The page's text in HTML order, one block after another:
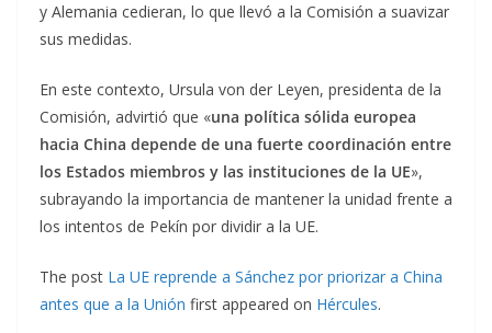
y Alemania cedieran, lo que llevó a la Comisión a suavizar
sus medidas.
En este contexto, Ursula von der Leyen, presidenta de la
Comisión, advirtió que «una política sólida europea
hacia China depende de una fuerte coordinación entre
los Estados miembros y las instituciones de la UE»,
subrayando la importancia de mantener la unidad frente a
los intentos de Pekín por dividir a la UE.
The post La UE reprende a Sánchez por priorizar a China
antes que a la Unión first appeared on Hércules.